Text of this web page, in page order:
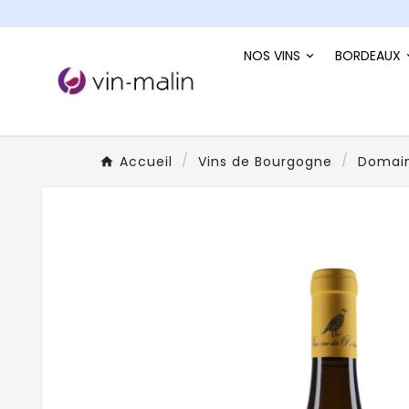
NOS VINS BORDEAUX
Accueil Vins de Bourgogne